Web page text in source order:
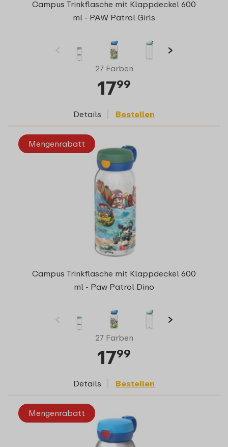
Campus Trinkflasche mit Klappdeckel 600
ml - PAW Patrol Girls
27 Farben
1799
Details Bestellen
Mengenrabatt
Campus Trinkflasche mit Klappdeckel 600
ml - Paw Patrol Dino
27 Farben
1799
Details Bestellen
Mengenrabatt